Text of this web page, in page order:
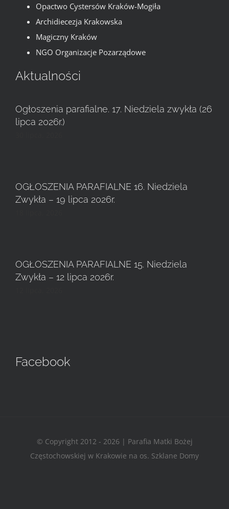
Opactwo Cystersów Kraków-Mogiła
Archidiecezja Krakowska
Magiczny Kraków
NGO Organizacje Pozarządowe
Aktualności
Ogłoszenia parafialne. 17. Niedziela zwykła (26
lipca 2026r.)
OGŁOSZENIA PARAFIALNE 16. Niedziela
Zwykła – 19 lipca 2026r.
OGŁOSZENIA PARAFIALNE 15. Niedziela
Zwykła – 12 lipca 2026r.
Facebook
© Copyright 2012 - 2026 | Parafia Matki Bożej
Częstochowskiej w Krakowie na os. Szklane Domy